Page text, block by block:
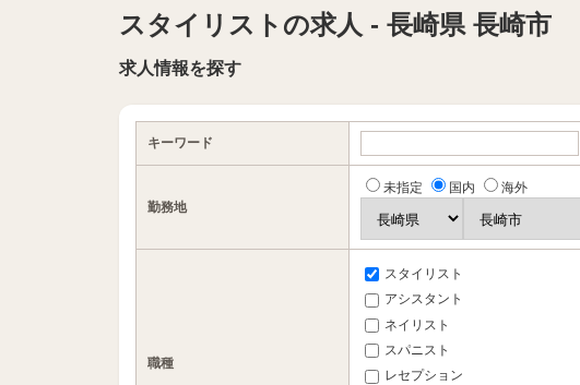
スタイリストの求人 - 長崎県 長崎市
求人情報を探す
キーワード
勤務地
未指定 国内 海外
職種
スタイリスト
アシスタント
ネイリスト
スパニスト
レセプション